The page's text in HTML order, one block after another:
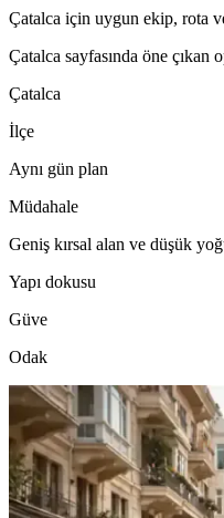
Çatalca için uygun ekip, rota
Çatalca sayfasında öne çıkan
Çatalca
İlçe
Aynı gün plan
Müdahale
Geniş kırsal alan ve düşük
Yapı dokusu
Güve
Odak